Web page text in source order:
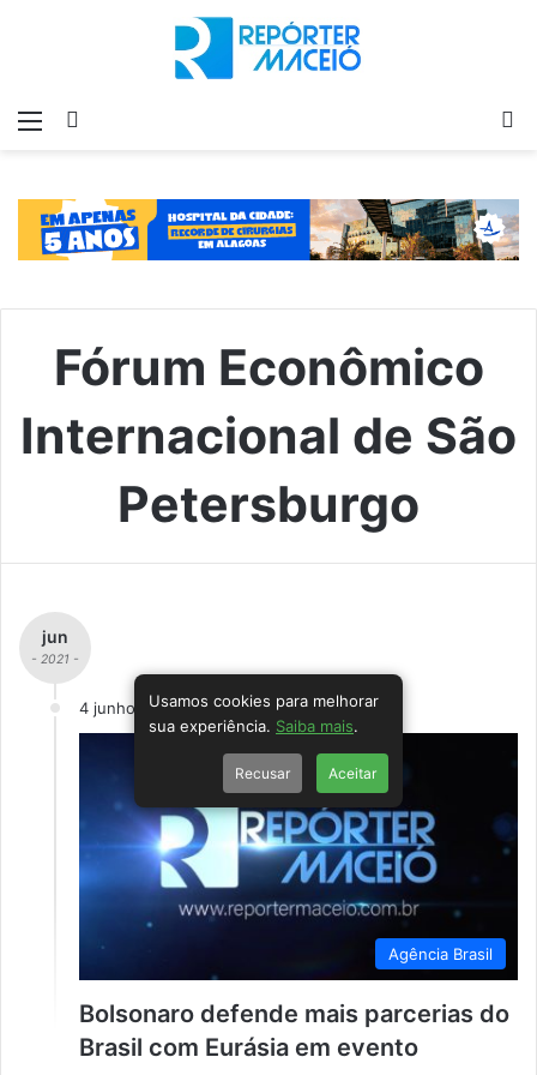
Menu
Fórum Econômico
Internacional de São
Petersburgo
jun
- 2021 -
4 junho
Agência Brasil
Bolsonaro defende mais parcerias do
Brasil com Eurásia em evento
Usamos cookies para melhorar
sua experiência. Saiba mais.
Recusar Aceitar